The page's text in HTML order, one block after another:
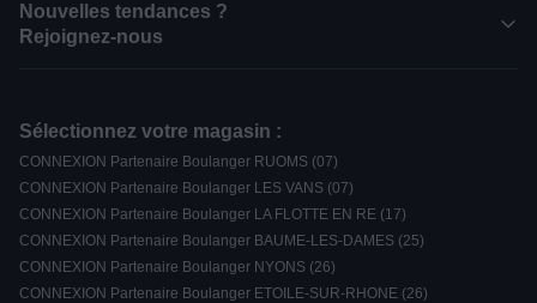
Nouvelles tendances ?
Rejoignez-nous
Sélectionnez votre magasin :
CONNEXION Partenaire Boulanger RUOMS (07)
CONNEXION Partenaire Boulanger LES VANS (07)
CONNEXION Partenaire Boulanger LA FLOTTE EN RE (17)
CONNEXION Partenaire Boulanger BAUME-LES-DAMES (25)
CONNEXION Partenaire Boulanger NYONS (26)
CONNEXION Partenaire Boulanger ETOILE-SUR-RHONE (26)